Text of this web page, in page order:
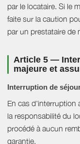
par le locataire. Si le
faite sur la caution
par un prestataire de
Article 5 —
majeure et
Interruption de
En cas d'interruption
la responsabilité du
procédé à aucun
garantie.